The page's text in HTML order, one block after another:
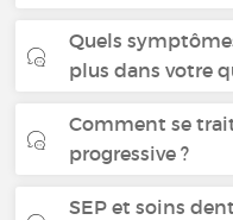
Quels
plus dans votre
Comment se
progressive ?
SEP et soins